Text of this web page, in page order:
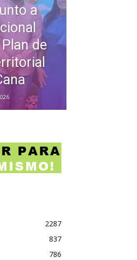
a
de
2287
837
786